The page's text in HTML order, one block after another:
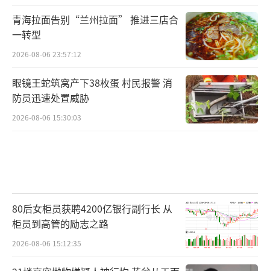
狂，也最具警示意义的短期牛市。2014年，国
内经济增速正式下台阶，实体经济增速放缓，
基本面并不支撑大牛市行情。但市场迎来全面
币化推进，叠加“新国九条”落地、央行降
息、沪港通开通，市场流动性彻底泛滥。
基本面上，堆出了一轮超级疯牛。这轮牛市节
奏极快、轮动清晰。初期指数在争议中缓慢上
涨3个月，市场始终存在分歧；2014年11月降
息落地后，行情彻底引爆，3个月内指数大涨4
青海拉面告别“兰州拉面” 推进三店合
一转型
2026-08-06 23:57:12
眼镜王蛇筑窝产下38枚蛋 村民报警 消
防员迅速处置威胁
2026-08-06 15:30:03
80后女柜员获聘4200亿银行副行长 从
柜员到高管的励志之路
2026-08-06 15:12:35